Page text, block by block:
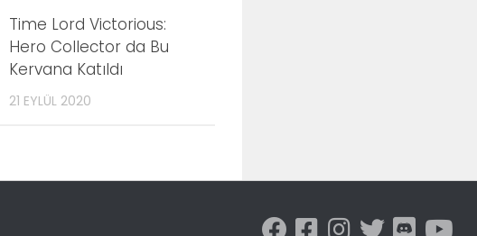
Time Lord Victorious:
Hero Collector da Bu
Kervana Katıldı
21 EYLÜL 2020